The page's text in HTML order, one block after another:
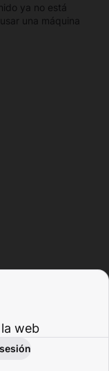
ya no está
una máquina
web